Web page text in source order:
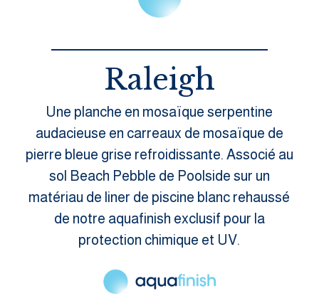
Raleigh
Une planche en mosaïque serpentine
audacieuse en carreaux de mosaïque de
pierre bleue grise refroidissante. Associé au
sol Beach Pebble de Poolside sur un
matériau de liner de piscine blanc rehaussé
de notre aquafinish exclusif pour la
protection chimique et UV.